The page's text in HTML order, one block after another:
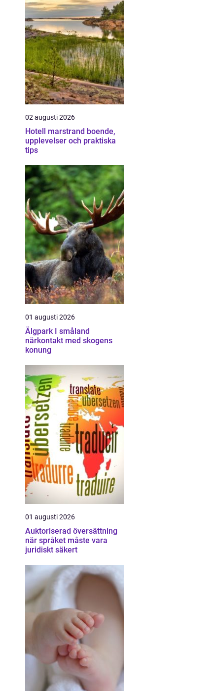
02 augusti 2026
Hotell marstrand boende,
upplevelser och praktiska
tips
01 augusti 2026
Älgpark I småland
närkontakt med skogens
konung
01 augusti 2026
Auktoriserad översättning
när språket måste vara
juridiskt säkert